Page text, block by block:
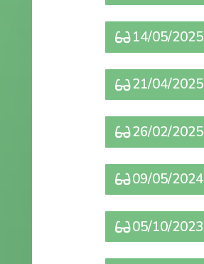
14/05/2025
21/04/2025
26/02/2025
09/05/2024
05/10/2023